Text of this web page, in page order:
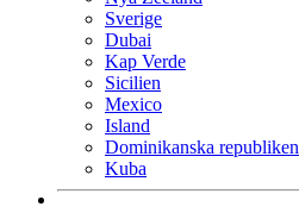
Sverige
Dubai
Kap Verde
Sicilien
Mexico
Island
Dominikanska republiken
Kuba